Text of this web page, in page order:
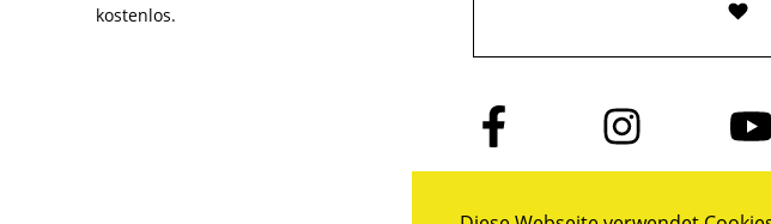
kostenlos.
Folge
uns
auf
Folge
uns
auf
Folge
uns
auf